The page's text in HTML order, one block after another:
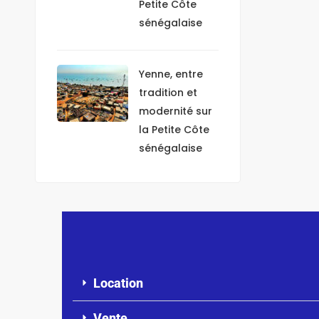
Petite Côte
sénégalaise
Yenne, entre
tradition et
modernité sur
la Petite Côte
sénégalaise
Location